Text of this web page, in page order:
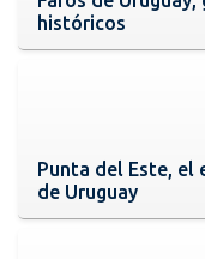
históricos
Punta del Este, el
de Uruguay